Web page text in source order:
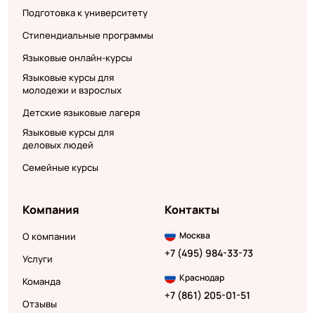
Подготовка к университету
Стипендиальные программы
Языковые онлайн-курсы
Языковые курсы для
молодежи и взрослых
Детские языковые лагеря
Языковые курсы для
деловых людей
Семейные курсы
Компания
О компании
Услуги
Команда
Отзывы
Контакты
Москва
+7 (495) 984-33-73
Краснодар
+7 (861) 205-01-51